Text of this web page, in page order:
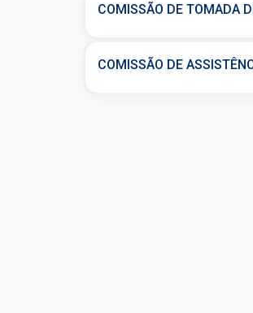
COMISSÃO DE TOMADA
COMISSÃO DE